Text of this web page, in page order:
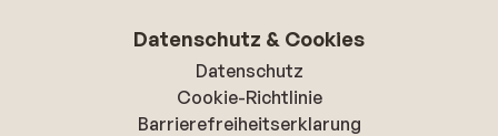
Datenschutz & Cookies
Datenschutz
Cookie-Richtlinie
Barrierefreiheitserklarung